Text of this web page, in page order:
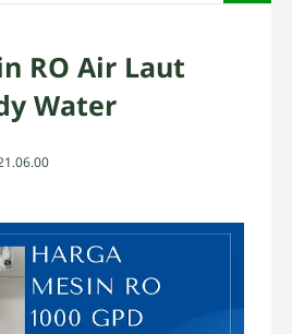
RO Air Laut
Water